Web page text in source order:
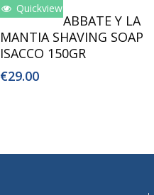
Lees Verder
Quickview
ABBATE Y LA
MANTIA SHAVING SOAP
ISACCO 150GR
€29.00